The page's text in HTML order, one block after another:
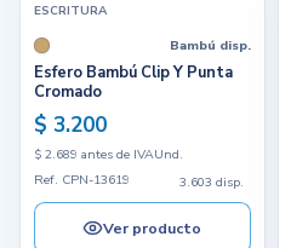
ESCRITURA
Bambú disp.
Esfero Bambú Clip Y Punta
Cromado
$ 3.200
$ 2.689 antes de IVAUnd.
Ref. CPN-13619
3.603 disp.
Ver producto